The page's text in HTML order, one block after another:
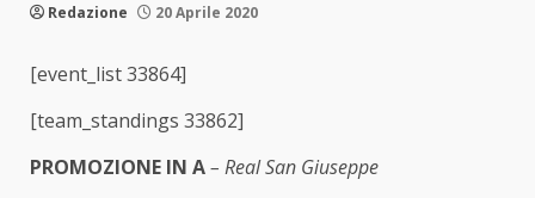
Redazione 20 Aprile 2020
[event_list 33864]
[team_standings 33862]
PROMOZIONE IN A– Real San Giuseppe